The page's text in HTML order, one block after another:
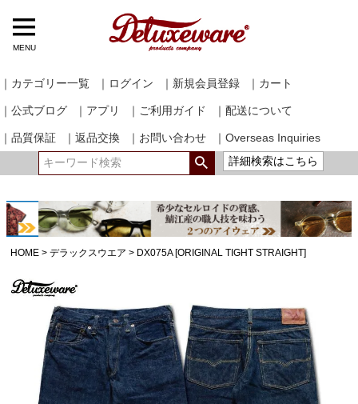
MENU
｜カテゴリー一覧 ｜ログイン ｜新規会員登録 ｜カート
｜公式ブログ ｜アプリ ｜ご利用ガイド ｜配送について
｜品質保証 ｜返品交換 ｜お問い合わせ
｜Overseas Inquiries
詳細検索はこちら
HOME デラックスウエア DX075A [ORIGINAL TIGHT STRAIGHT]